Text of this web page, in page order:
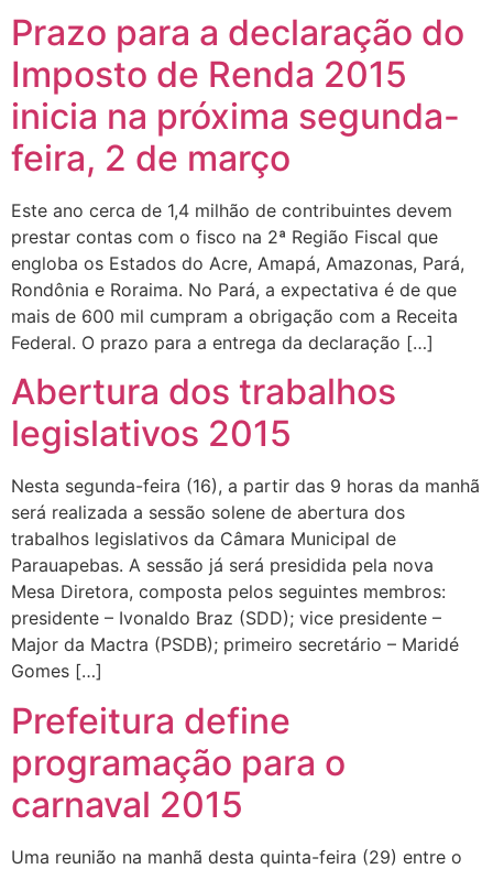
Prazo para a declaração do
Imposto de Renda 2015
inicia na próxima segunda-
feira, 2 de março
Este ano cerca de 1,4 milhão de contribuintes devem
prestar contas com o fisco na 2ª Região Fiscal que
engloba os Estados do Acre, Amapá, Amazonas, Pará,
Rondônia e Roraima. No Pará, a expectativa é de que
mais de 600 mil cumpram a obrigação com a Receita
Federal. O prazo para a entrega da declaração […]
Abertura dos trabalhos
legislativos 2015
Nesta segunda-feira (16), a partir das 9 horas da manhã
será realizada a sessão solene de abertura dos
trabalhos legislativos da Câmara Municipal de
Parauapebas. A sessão já será presidida pela nova
Mesa Diretora, composta pelos seguintes membros:
presidente – Ivonaldo Braz (SDD); vice presidente –
Major da Mactra (PSDB); primeiro secretário – Maridé
Gomes […]
Prefeitura define
programação para o
carnaval 2015
Uma reunião na manhã desta quinta-feira (29) entre o